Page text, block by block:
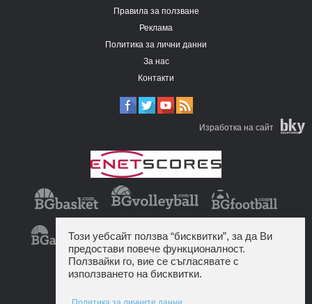
Правила за ползване
Реклама
Политика за лични данни
За нас
Контакти
Изработка на сайт
Този уебсайт ползва “бисквитки”, за да Ви
предостави повече функционалност.
Ползвайки го, вие се съгласявате с
използването на бисквитки.